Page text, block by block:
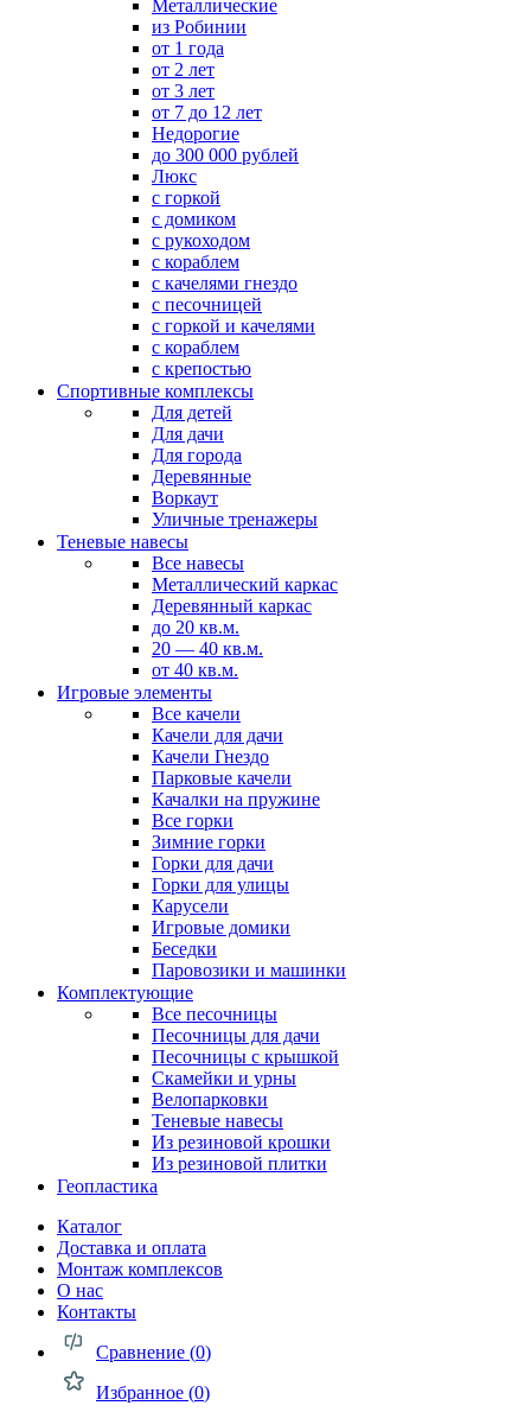
Металлические
из Робинии
от 1 года
от 2 лет
от 3 лет
от 7 до 12 лет
Недорогие
до 300 000 рублей
Люкс
с горкой
с домиком
с рукоходом
с кораблем
с качелями гнездо
с песочницей
с горкой и качелями
с кораблем
с крепостью
Спортивные комплексы
Для детей
Для дачи
Для города
Деревянные
Воркаут
Уличные тренажеры
Теневые навесы
Все навесы
Металлический каркас
Деревянный каркас
до 20 кв.м.
20 — 40 кв.м.
от 40 кв.м.
Игровые элементы
Все качели
Качели для дачи
Качели Гнездо
Парковые качели
Качалки на пружине
Все горки
Зимние горки
Горки для дачи
Горки для улицы
Карусели
Игровые домики
Беседки
Паровозики и машинки
Комплектующие
Все песочницы
Песочницы для дачи
Песочницы с крышкой
Скамейки и урны
Велопарковки
Теневые навесы
Из резиновой крошки
Из резиновой плитки
Геопластика
Каталог
Доставка и оплата
Монтаж комплексов
О нас
Контакты
Сравнение (0)
Избранное (0)